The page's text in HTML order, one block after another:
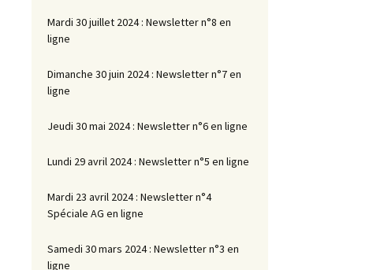
Mardi 30 juillet 2024 : Newsletter n°8 en
ligne
Dimanche 30 juin 2024 : Newsletter n°7 en
ligne
Jeudi 30 mai 2024 : Newsletter n°6 en ligne
Lundi 29 avril 2024 : Newsletter n°5 en ligne
Mardi 23 avril 2024 : Newsletter n°4
Spéciale AG en ligne
Samedi 30 mars 2024 : Newsletter n°3 en
ligne